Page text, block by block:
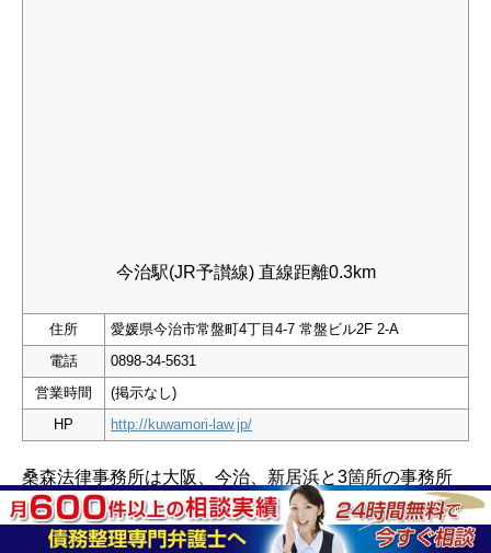
今治駅(JR予讃線) 直線距離0.3km
住所
愛媛県今治市常盤町4丁目4-7 常盤ビル2F 2-A
電話
0898-34-5631
営業時間
(掲示なし)
HP
http://kuwamori-law.jp/
桑森法律事務所は大阪、今治、新居浜と3箇所の事務所
を抱えています。新居浜事務所は、桑森章弁護士を代表
とし、ほか5名の弁護士が一丸となって人々が抱える問